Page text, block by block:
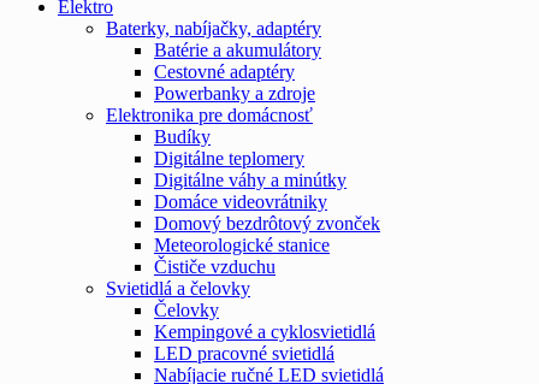
Elektro
Baterky, nabíjačky, adaptéry
Batérie a akumulátory
Cestovné adaptéry
Powerbanky a zdroje
Elektronika pre domácnosť
Budíky
Digitálne teplomery
Digitálne váhy a minútky
Domáce videovrátniky
Domový bezdrôtový zvonček
Meteorologické stanice
Čističe vzduchu
Svietidlá a čelovky
Čelovky
Kempingové a cyklosvietidlá
LED pracovné svietidlá
Nabíjacie ručné LED svietidlá